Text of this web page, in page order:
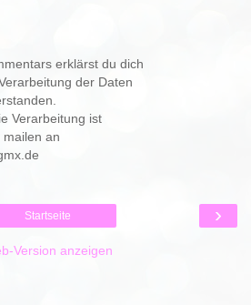
erklärst du dich
der Daten
Verarbeitung ist
mailen an
›
Startseite
Version anzeigen